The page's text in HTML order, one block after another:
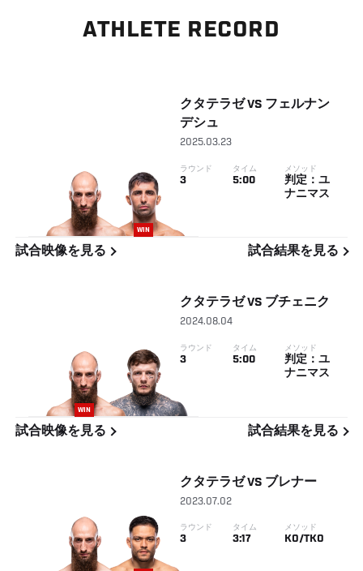
ATHLETE RECORD
WIN
クタテラゼ VS フェルナン
デシュ
2025.03.23
ラウンド
3
タイム
5:00
メソッド
判定：ユ
ナニマス
試合映像を見る 試合結果を見る
WIN
クタテラゼ VS ブチェニク
2024.08.04
ラウンド
3
タイム
5:00
メソッド
判定：ユ
ナニマス
試合映像を見る 試合結果を見る
クタテラゼ VS ブレナー
2023.07.02
ラウンド
3
タイム
3:17
メソッド
KO/TKO